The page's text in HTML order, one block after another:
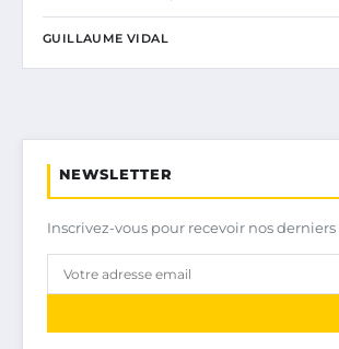
GUILLAUME VIDAL
NEWSLETTER
Inscrivez-vous pour recevoir nos